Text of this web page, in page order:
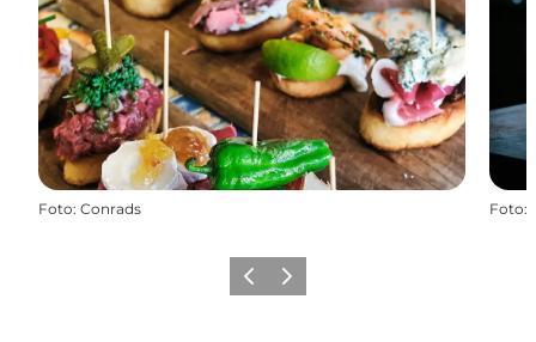
Foto: Conrads Foto:
ZurückWeiter